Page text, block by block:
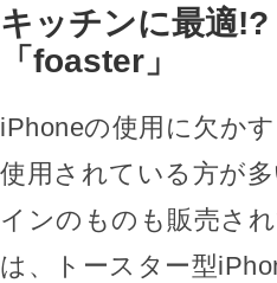
キッチンに最適
「foaster」
iPhoneの使用に欠か
使用されている方が
インのものも販売さ
は、トースター型